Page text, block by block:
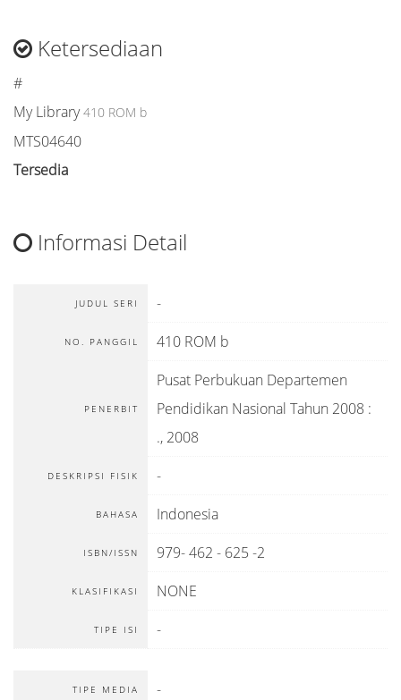
Ketersediaan
#
My Library 410 ROM b
MTS04640
Tersedia
Informasi Detail
JUDUL SERI -
NO. PANGGIL 410 ROM b
PENERBIT
Pusat Perbukuan Departemen
Pendidikan Nasional Tahun 2008 :
., 2008
DESKRIPSI FISIK -
BAHASA Indonesia
ISBN/ISSN 979- 462 - 625 -2
KLASIFIKASI NONE
TIPE ISI -
TIPE MEDIA -